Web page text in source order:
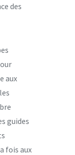
des
aux
guides
fois aux